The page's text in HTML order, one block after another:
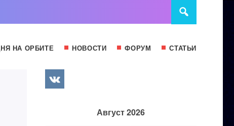
НА ОРБИТЕ НОВОСТИ ФОРУМ СТАТЬИ
Август 2026